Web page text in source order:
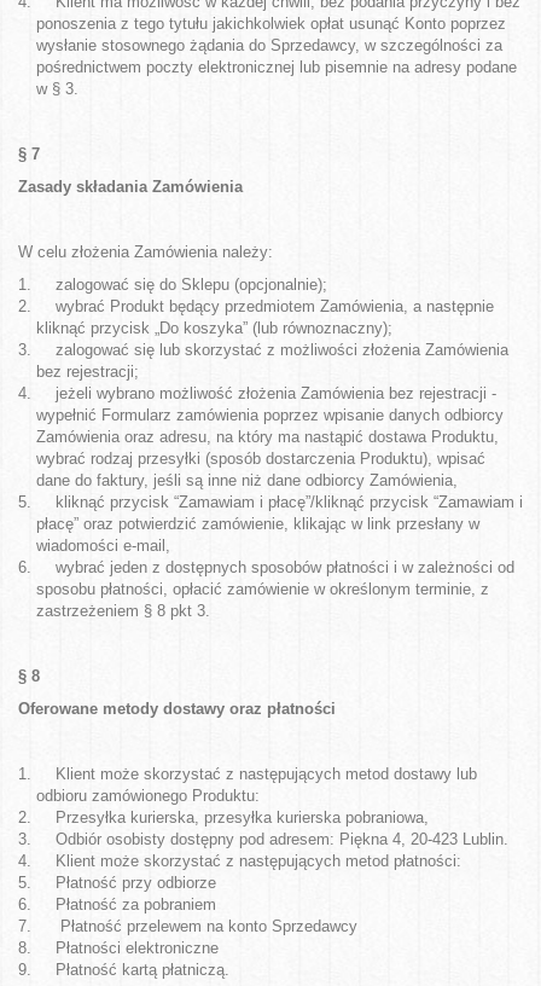
ponoszenia z tego tytułu jakichkolwiek opłat usunąć Konto poprzez
wysłanie stosownego żądania do Sprzedawcy, w szczególności za
pośrednictwem poczty elektronicznej lub pisemnie na adresy podane
w § 3.
§ 7
Zasady składania Zamówienia
W celu złożenia Zamówienia należy:
zalogować się do Sklepu (opcjonalnie);
wybrać Produkt będący przedmiotem Zamówienia, a następnie
kliknąć przycisk „Do koszyka” (lub równoznaczny);
zalogować się lub skorzystać z możliwości złożenia Zamówienia
bez rejestracji;
jeżeli wybrano możliwość złożenia Zamówienia bez rejestracji -
wypełnić Formularz zamówienia poprzez wpisanie danych odbiorcy
Zamówienia oraz adresu, na który ma nastąpić dostawa Produktu,
wybrać rodzaj przesyłki (sposób dostarczenia Produktu), wpisać
dane do faktury, jeśli są inne niż dane odbiorcy Zamówienia,
kliknąć przycisk “Zamawiam i płacę”/kliknąć przycisk “Zamawiam i
płacę” oraz potwierdzić zamówienie, klikając w link przesłany w
wiadomości e-mail,
wybrać jeden z dostępnych sposobów płatności i w zależności od
sposobu płatności, opłacić zamówienie w określonym terminie, z
zastrzeżeniem § 8 pkt 3.
§ 8
Oferowane metody dostawy oraz płatności
Klient może skorzystać z następujących metod dostawy lub
odbioru zamówionego Produktu:
Przesyłka kurierska, przesyłka kurierska pobraniowa,
Odbiór osobisty dostępny pod adresem: Piękna 4, 20-423 Lublin.
Klient może skorzystać z następujących metod płatności:
Płatność przy odbiorze
Płatność za pobraniem
Płatność przelewem na konto Sprzedawcy
Płatności elektroniczne
Płatność kartą płatniczą.